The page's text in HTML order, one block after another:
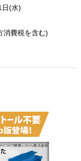
日(水)
消費税を含む)